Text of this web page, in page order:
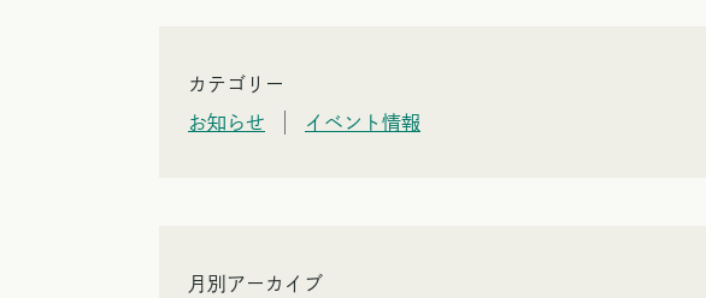
カテゴリー
お知らせ
イベント情報
月別アーカイブ